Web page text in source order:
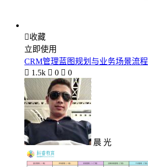
收藏
立即使用
CRM管理蓝图规划与业务场景流程
 1.5k  0  0
晨 光